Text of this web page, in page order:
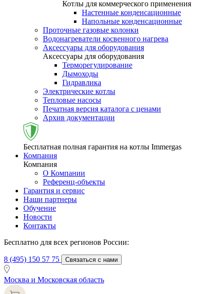
Котлы для коммерческого применения
Настенные конденсационные
Напольные конденсационные
Проточные газовые колонки
Водонагреватели косвенного нагрева
Аксессуары для оборудования
Аксессуары для оборудования
Терморегулирование
Дымоходы
Гидравлика
Электрические котлы
Тепловые насосы
Печатная версия каталога с ценами
Архив документации
Бесплатная полная гарантия на котлы Immergas
Компания
Компания
О Компании
Референц-объекты
Гарантия и сервис
Наши партнеры
Обучение
Новости
Контакты
Бесплатно для всех регионов России:
8 (495) 150 57 75 Связаться с нами
Москва и Московская область